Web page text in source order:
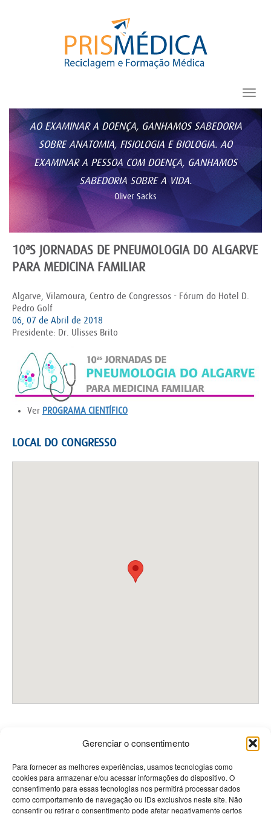
Gerenciar o consentimento
Para fornecer as melhores experiências, usamos tecnologias como
cookies para armazenar e/ou acessar informações do dispositivo. O
consentimento para essas tecnologias nos permitirá processar dados
como comportamento de navegação ou IDs exclusivos neste site. Não
consentir ou retirar o consentimento pode afetar negativamente certos
AO EXAMINAR A DOENÇA, GANHAMOS SABEDORIA
SOBRE ANATOMIA, FISIOLOGIA E BIOLOGIA. AO
EXAMINAR A PESSOA COM DOENÇA, GANHAMOS
SABEDORIA SOBRE A VIDA.
Oliver Sacks
10ªS JORNADAS DE PNEUMOLOGIA DO ALGARVE
PARA MEDICINA FAMILIAR
Algarve, Vilamoura, Centro de Congressos - Fórum do Hotel D.
Pedro Golf
06, 07 de Abril de 2018
Presidente: Dr. Ulisses Brito
Ver PROGRAMA CIENTÍFICO
LOCAL DO CONGRESSO
PRISMÉDICA - Reciclagem e Informação Médica Lda
Avenida Miguel Bombarda 61-R/C Esq